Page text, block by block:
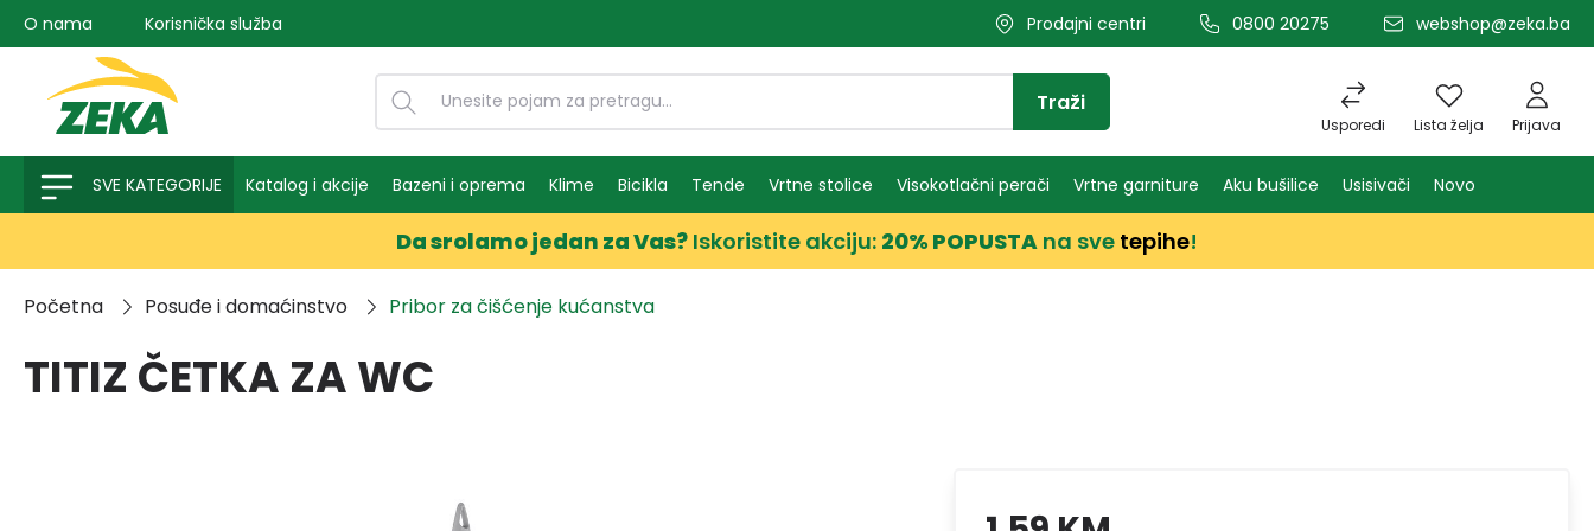
pretragu Preskoči na glavnu navigaciju
O nama Korisnička služba Prodajni centri 0800 20275 webshop@zeka.ba
Usporedi Lista želja Prijava
Traži
SVE KATEGORIJE Katalog i akcije Bazeni i oprema Klime Bicikla Tende Vrtne stolice Visokotlačni perači Vrtne garniture Aku bušilice Usisivači Novo
Da srolamo jedan za Vas? Iskoristite akciju: 20% POPUSTA na sve tepihe!
Početna Posuđe i domaćinstvo Pribor za čišćenje kućanstva
TITIZ ČETKA ZA WC